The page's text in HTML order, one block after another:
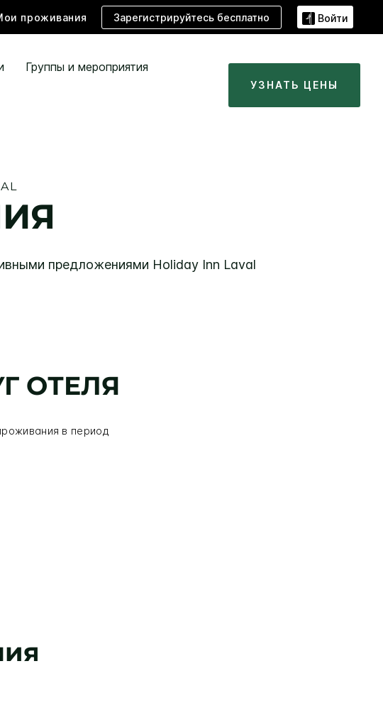
проживания Зарегистрируйтесь бесплатно Войти
Группы и мероприятия
УЗНАТЬ ЦЕНЫ
предложениями Holiday Inn Laval
ОТЕЛЯ
в период